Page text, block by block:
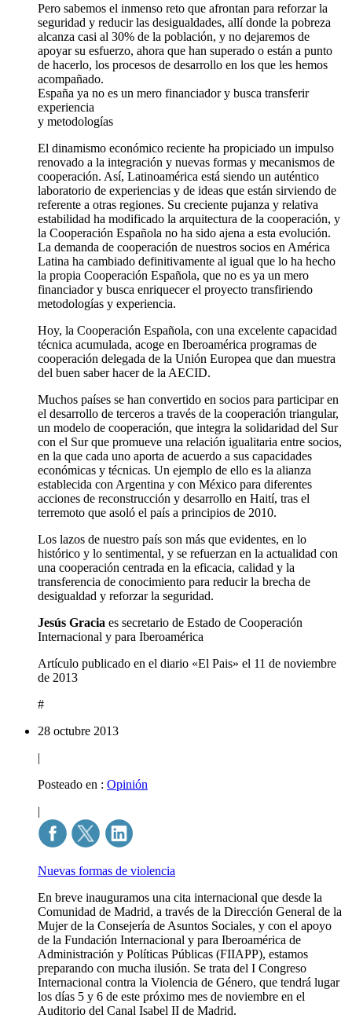
Pero sabemos el inmenso reto que afrontan para reforzar la
seguridad y reducir las desigualdades, allí donde la pobreza
alcanza casi al 30% de la población, y no dejaremos de
apoyar su esfuerzo, ahora que han superado o están a punto
de hacerlo, los procesos de desarrollo en los que les hemos
acompañado.
España ya no es un mero financiador y busca transferir
experiencia
y metodologías
El dinamismo económico reciente ha propiciado un impulso
renovado a la integración y nuevas formas y mecanismos de
cooperación. Así, Latinoamérica está siendo un auténtico
laboratorio de experiencias y de ideas que están sirviendo de
referente a otras regiones. Su creciente pujanza y relativa
estabilidad ha modificado la arquitectura de la cooperación, y
la Cooperación Española no ha sido ajena a esta evolución.
La demanda de cooperación de nuestros socios en América
Latina ha cambiado definitivamente al igual que lo ha hecho
la propia Cooperación Española, que no es ya un mero
financiador y busca enriquecer el proyecto transfiriendo
metodologías y experiencia.
Hoy, la Cooperación Española, con una excelente capacidad
técnica acumulada, acoge en Iberoamérica programas de
cooperación delegada de la Unión Europea que dan muestra
del buen saber hacer de la AECID.
Muchos países se han convertido en socios para participar en
el desarrollo de terceros a través de la cooperación triangular,
un modelo de cooperación, que integra la solidaridad del Sur
con el Sur que promueve una relación igualitaria entre socios,
en la que cada uno aporta de acuerdo a sus capacidades
económicas y técnicas. Un ejemplo de ello es la alianza
establecida con Argentina y con México para diferentes
acciones de reconstrucción y desarrollo en Haití, tras el
terremoto que asoló el país a principios de 2010.
Los lazos de nuestro país son más que evidentes, en lo
histórico y lo sentimental, y se refuerzan en la actualidad con
una cooperación centrada en la eficacia, calidad y la
transferencia de conocimiento para reducir la brecha de
desigualdad y reforzar la seguridad.
Jesús Gracia es secretario de Estado de Cooperación
Internacional y para Iberoamérica
Artículo publicado en el diario «El Pais» el 11 de noviembre
de 2013
#
28 octubre 2013
|
Posteado en : Opinión
|
Nuevas formas de violencia
En breve inauguramos una cita internacional que desde la
Comunidad de Madrid, a través de la Dirección General de la
Mujer de la Consejería de Asuntos Sociales, y con el apoyo
de la Fundación Internacional y para Iberoamérica de
Administración y Políticas Públicas (FIIAPP), estamos
preparando con mucha ilusión. Se trata del I Congreso
Internacional contra la Violencia de Género, que tendrá lugar
los días 5 y 6 de este próximo mes de noviembre en el
Auditorio del Canal Isabel II de Madrid.